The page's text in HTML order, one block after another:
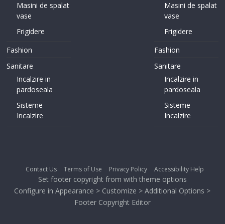
Masini de spalat
vase
Frigidere
Fashion
Sanitare
Incalzire in
pardoseala
Sisteme
Incalzire
Masini de spalat
vase
Frigidere
Fashion
Sanitare
Incalzire in
pardoseala
Sisteme
Incalzire
Contact Us Terms of Use Privacy Policy Accessibility Help
Set footer copyright from with theme options
Configure in Appearance > Customize > Additional Options >
Footer Copyright Editor